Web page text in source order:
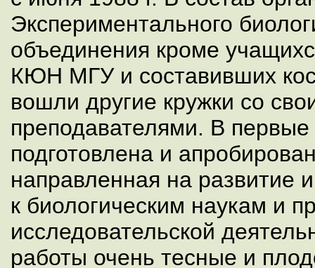
Экспериментального
объединения кроме
КЮН МГУ и составивших
вошли другие кружки со
преподавателями. В
подготовлена и
направленная на развитие
к биологическим наукам и
исследовательской
работы очень тесные и